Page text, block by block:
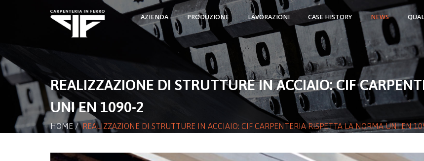
AZIENDA PRODUZIONE LAVORAZIONI CASE HISTORY NEWS
REALIZZAZIONE DI STRUTTURE IN ACCIAIO: CIF
UNI EN 1090-2
HOME/REALIZZAZIONE DI STRUTTURE IN ACCIAIO: CIF CARPENTERIA RISPETTA LA NORMA UNI EN